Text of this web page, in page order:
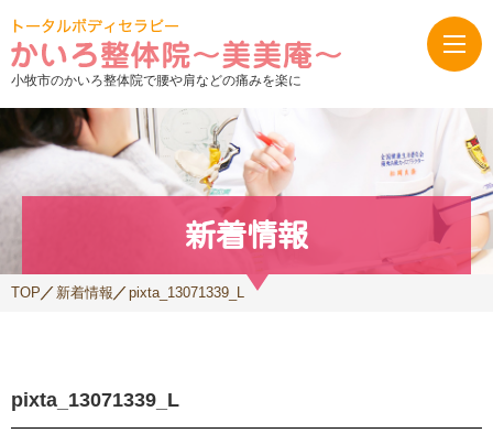
小牧市のかいろ整体院で腰や肩などの痛みを楽に
新着情報
TOP 新着情報 pixta_13071339_L
pixta_13071339_L